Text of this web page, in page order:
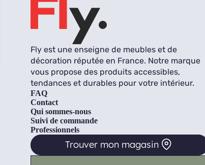
Fly est une enseigne de meubles et de
décoration réputée en France. Notre marque
vous propose des produits accessibles,
tendances et durables pour votre intérieur.
FAQ
Contact
Qui sommes-nous
Suivi de commande
Professionnels
Trouver mon magasin